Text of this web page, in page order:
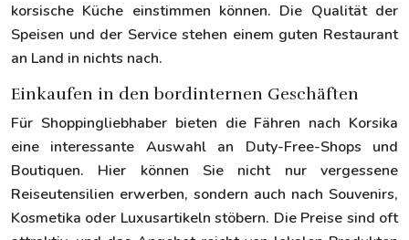
korsische Küche einstimmen können. Die Qualität der
Speisen und der Service stehen einem guten Restaurant
an Land in nichts nach.
Einkaufen in den bordinternen Geschäften
Für Shoppingliebhaber bieten die Fähren nach Korsika
eine interessante Auswahl an Duty-Free-Shops und
Boutiquen. Hier können Sie nicht nur vergessene
Reiseutensilien erwerben, sondern auch nach Souvenirs,
Kosmetika oder Luxusartikeln stöbern. Die Preise sind oft